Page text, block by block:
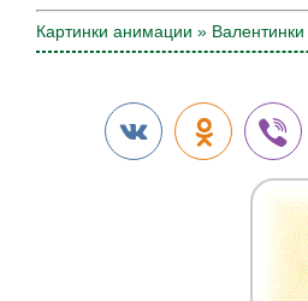
Картинки анимации » Валентинки